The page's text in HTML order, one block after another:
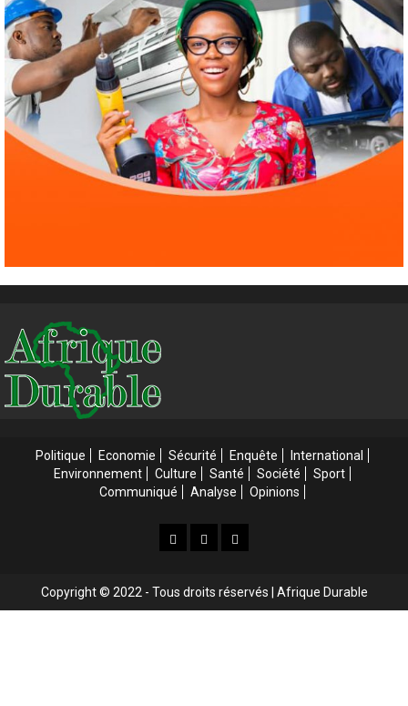
4
Agenda 2063 ODD Santé
Au Soudan, des mères marchent des
kilomètres pour sauver leurs enfants de la
malnutrition
1 août 2026
Politique Economie Sécurité Enquête
International
Environnement
Culture Santé Société
Sport
Communiqué
Analyse Opinions
AccueilAccueilWeb
Copyright © 2022 - Tous droits réservés | Afrique Durable